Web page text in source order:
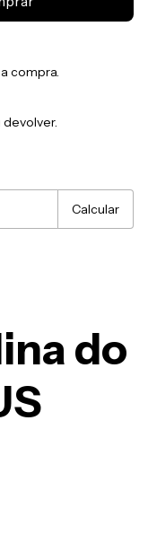
compra.
Calcular
do